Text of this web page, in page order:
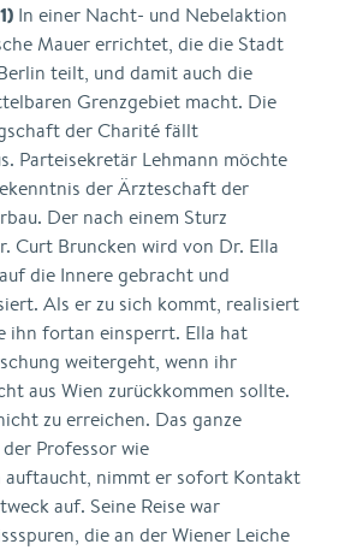
In einer Nacht- und Nebelaktion
Mauer errichtet, die die Stadt
teilt, und damit auch die
Grenzgebiet macht. Die
der Charité fällt
Parteisekretär Lehmann möchte
der Ärzteschaft der
Der nach einem Sturz
Curt Bruncken wird von Dr. Ella
die Innere gebracht und
Als er zu sich kommt, realisiert
ihn fortan einsperrt. Ella hat
weitergeht, wenn ihr
aus Wien zurückkommen sollte.
zu erreichen. Das ganze
Professor wie
auftaucht, nimmt er sofort Kontakt
auf. Seine Reise war
die an der Wiener Leiche